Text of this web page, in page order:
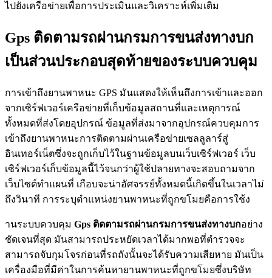
ไปยังเครือข่ายเพื่อการประเมินและวิเคราะห์เพิ่มเติม
Gps ติดตามรถผ่านกรมการขนส่งทางบก
เป็นส่วนประกอบสุดท้ายของระบบควบคุม
การเข้าถึงยานพาหนะ GPS มันแสดงให้เห็นถึงการเข้าและออก
จากเซิร์ฟเวอร์เครือข่ายที่เก็บข้อมูลสถานที่และเหตุการณ์
ทั้งหมดที่ส่งโดยอุปกรณ์ ข้อมูลที่ส่งมาจากอุปกรณ์ควบคุมการ
เข้าถึงยานพาหนะการติดตามผ่านเครือข่ายเซลลูลาร์สู่
อินเทอร์เน็ตซึ่งจะถูกเก็บไว้ในฐานข้อมูลบนเว็บเซิร์ฟเวอร์ เว็บ
เซิร์ฟเวอร์เก็บข้อมูลนี้ไว้จนกว่าผู้ใช้ปลายทางจะสอบถามจาก
เว็บไซต์ทำแผนที่ เกือบจะน่าอัศจรรย์ทั้งหมดนี้เกิดขึ้นในเวลาไม่
ถึงวินาที การระบุตำแหน่งยานพาหนะที่ถูกขโมยคือการใช้ง
านระบบควบคุม Gps ติดตามรถผ่านกรมการขนส่งทางบกอย่าง
ชัดเจนที่สุด มันสามารถประหยัดเวลาได้มากพอที่ตำรวจจะ
สามารถจับกุมโจรก่อนที่รถถังนั้นจะได้รับความเสียหาย มันเป็น
เครื่องมือที่มีค่าในการค้นหายานพาหนะที่ถูกขโมยซึ่งบริษัท